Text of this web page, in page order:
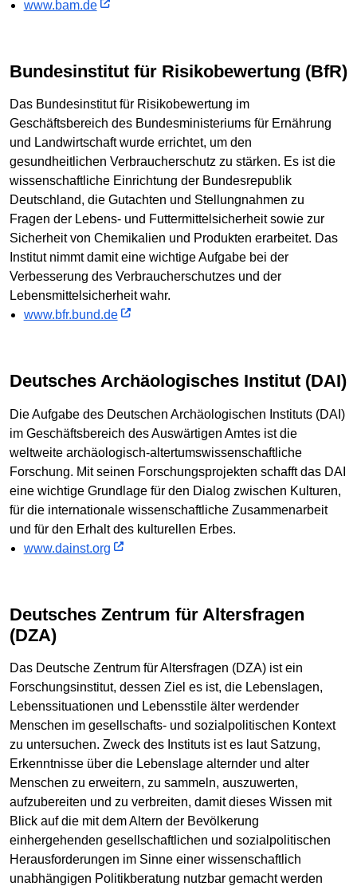
www.bam.de
Bundesinstitut für Risikobewertung (BfR)
Das Bundesinstitut für Risikobewertung im
Geschäftsbereich des Bundesministeriums für Ernährung
und Landwirtschaft wurde errichtet, um den
gesundheitlichen Verbraucherschutz zu stärken. Es ist die
wissenschaftliche Einrichtung der Bundesrepublik
Deutschland, die Gutachten und Stellungnahmen zu
Fragen der Lebens- und Futtermittelsicherheit sowie zur
Sicherheit von Chemikalien und Produkten erarbeitet. Das
Institut nimmt damit eine wichtige Aufgabe bei der
Verbesserung des Verbraucherschutzes und der
Lebensmittelsicherheit wahr.
www.bfr.bund.de
Deutsches Archäologisches Institut (DAI)
Die Aufgabe des Deutschen Archäologischen Instituts (DAI)
im Geschäftsbereich des Auswärtigen Amtes ist die
weltweite archäologisch-altertumswissenschaftliche
Forschung. Mit seinen Forschungsprojekten schafft das DAI
eine wichtige Grundlage für den Dialog zwischen Kulturen,
für die internationale wissenschaftliche Zusammenarbeit
und für den Erhalt des kulturellen Erbes.
www.dainst.org
Deutsches Zentrum für Altersfragen
(DZA)
Das Deutsche Zentrum für Altersfragen (DZA) ist ein
Forschungsinstitut, dessen Ziel es ist, die Lebenslagen,
Lebenssituationen und Lebensstile älter werdender
Menschen im gesellschafts- und sozialpolitischen Kontext
zu untersuchen. Zweck des Instituts ist es laut Satzung,
Erkenntnisse über die Lebenslage alternder und alter
Menschen zu erweitern, zu sammeln, auszuwerten,
aufzubereiten und zu verbreiten, damit dieses Wissen mit
Blick auf die mit dem Altern der Bevölkerung
einhergehenden gesellschaftlichen und sozialpolitischen
Herausforderungen im Sinne einer wissenschaftlich
unabhängigen Politikberatung nutzbar gemacht werden